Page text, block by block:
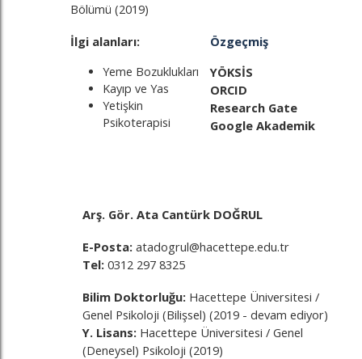
Bölümü (2019)
İlgi alanları:
Yeme Bozuklukları
Kayıp ve Yas
Yetişkin
Psikoterapisi
Özgeçmiş
YÖKSİS
ORCID
Research Gate
Google Akademik
Arş. Gör. Ata Cantürk DOĞRUL
E-Posta: atadogrul@hacettepe.edu.tr
Tel: 0312 297 8325
Bilim Doktorluğu: Hacettepe Üniversitesi /
Genel Psikoloji (Bilişsel) (2019 - devam ediyor)
Y. Lisans: Hacettepe Üniversitesi / Genel
(Deneysel) Psikoloji (2019)